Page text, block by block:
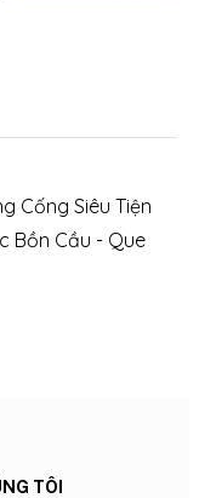
Cống Siêu Tiện
Bồn Cầu - Que
độc đáo, và dễ
TÔI